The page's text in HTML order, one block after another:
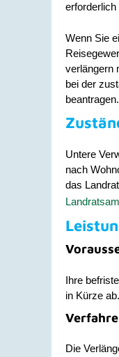
erforderlich
Wenn Sie
verlängern
bei der
beantragen.
Untere
nach
das
Ihre
in Kürze ab.
Die